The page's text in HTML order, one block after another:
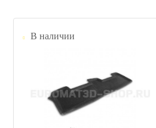
В наличии